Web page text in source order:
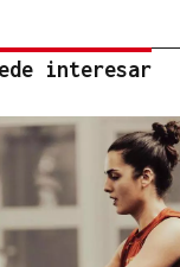
interesar